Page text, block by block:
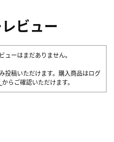
ビュー
ューはまだありません。
投稿いただけます。購入商品はログ
からご確認いただけます。